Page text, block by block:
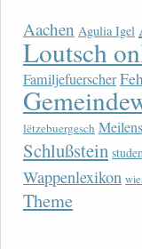
Aachen Agulia Igel
Loutsch
Familjefuerscher
lëtzebuergesch
Schlußstein
Wappenlexikon
Theme